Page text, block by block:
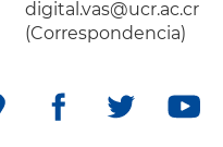
digital.vas@ucr.ac.cr
(Correspondencia)